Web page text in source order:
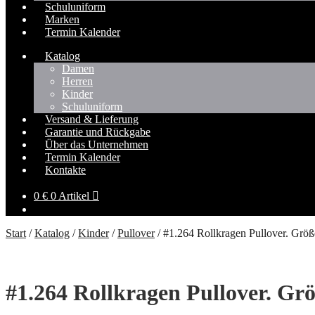
Schuluniform
Marken
Termin Kalender
Katalog
Damen
Herren
Kinder
Schuluniform
Versand & Lieferung
Garantie und Rückgabe
Über das Unternehmen
Termin Kalender
Kontakte
0 € 0 Artikel
Start /Katalog /Kinder/Pullover/#1.264 Rollkragen Pullover.
#1.264 Rollkragen Pullover.